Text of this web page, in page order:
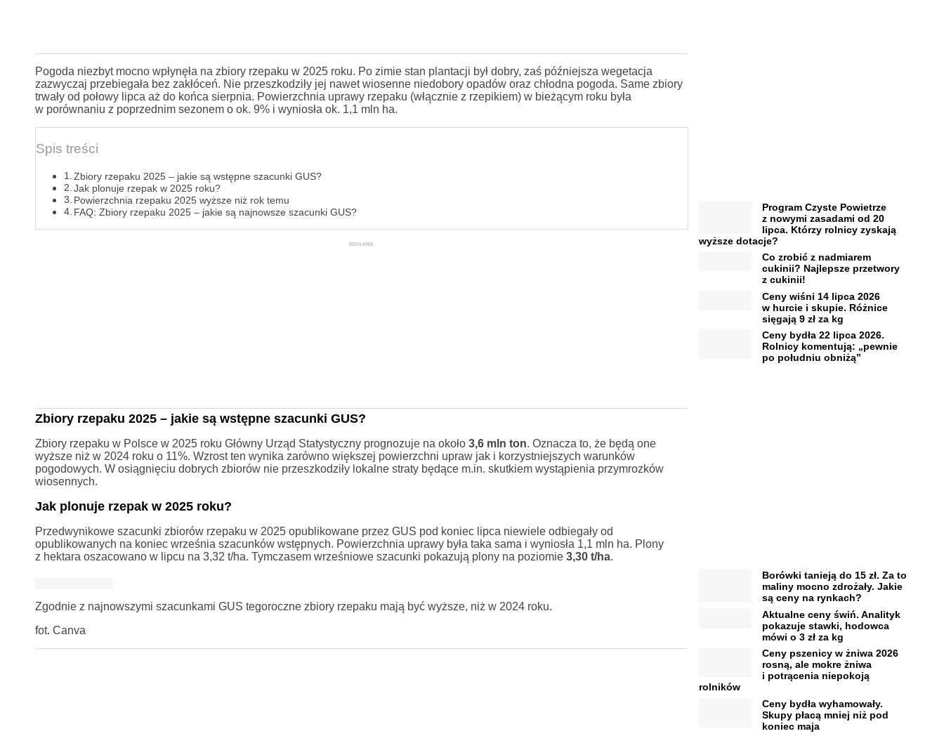
Pogoda niezbyt mocno wpłynęła na zbiory rzepaku w 2025 roku. Po zimie stan plantacji był dobry, zaś późniejsza wegetacja
zazwyczaj przebiegała bez zakłóceń. Nie przeszkodziły jej nawet wiosenne niedobory opadów oraz chłodna pogoda. Same zbiory
trwały od połowy lipca aż do końca sierpnia. Powierzchnia uprawy rzepaku (włącznie z rzepikiem) w bieżącym roku była
w porównaniu z poprzednim sezonem o ok. 9% i wyniosła ok. 1,1 mln ha.
Spis treści
Zbiory rzepaku 2025 – jakie są wstępne szacunki GUS?
Jak plonuje rzepak w 2025 roku?
Powierzchnia rzepaku 2025 wyższe niż rok temu
FAQ: Zbiory rzepaku 2025 – jakie są najnowsze szacunki GUS?
REKLAMA
Zbiory rzepaku 2025 – jakie są wstępne szacunki GUS?
Zbiory rzepaku w Polsce w 2025 roku Główny Urząd Statystyczny prognozuje na około 3,6 mln ton. Oznacza to, że będą one
wyższe niż w 2024 roku o 11%. Wzrost ten wynika zarówno większej powierzchni upraw jak i korzystniejszych warunków
pogodowych. W osiągnięciu dobrych zbiorów nie przeszkodziły lokalne straty będące m.in. skutkiem wystąpienia przymrozków
wiosennych.
Jak plonuje rzepak w 2025 roku?
Przedwynikowe szacunki zbiorów rzepaku w 2025 opublikowane przez GUS pod koniec lipca niewiele odbiegały od
opublikowanych na koniec września szacunków wstępnych. Powierzchnia uprawy była taka sama i wyniosła 1,1 mln ha. Plony
z hektara oszacowano w lipcu na 3,32 t/ha. Tymczasem wrześniowe szacunki pokazują plony na poziomie 3,30 t/ha.
Zgodnie z najnowszymi szacunkami GUS tegoroczne zbiory rzepaku mają być wyższe, niż w 2024 roku.
fot. Canva
Program Czyste Powietrze
z nowymi zasadami od 20
lipca. Którzy rolnicy zyskają
wyższe dotacje?
Co zrobić z nadmiarem
cukinii? Najlepsze przetwory
z cukinii!
Ceny wiśni 14 lipca 2026
w hurcie i skupie. Różnice
sięgają 9 zł za kg
Ceny bydła 22 lipca 2026.
Rolnicy komentują: „pewnie
po południu obniżą”
Borówki tanieją do 15 zł. Za to
maliny mocno zdrożały. Jakie
są ceny na rynkach?
Aktualne ceny świń. Analityk
pokazuje stawki, hodowca
mówi o 3 zł za kg
Ceny pszenicy w żniwa 2026
rosną, ale mokre żniwa
i potrącenia niepokoją
rolników
Ceny bydła wyhamowały.
Skupy płacą mniej niż pod
koniec maja